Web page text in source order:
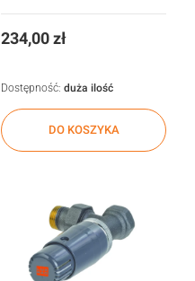
Cena
234,00 zł
DO KOSZYKA
Dostępność: duża ilość